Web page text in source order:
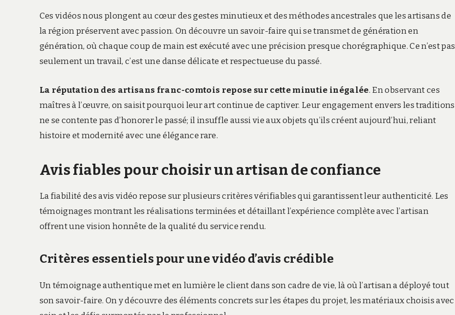
Ces vidéos nous plongent au cœur des gestes minutieux et des méthodes ancestrales que les artisans de
la région préservent avec passion. On découvre un savoir-faire qui se transmet de génération en
génération, où chaque coup de main est exécuté avec une précision presque chorégraphique. Ce n’est pas
seulement un travail, c’est une danse délicate et respectueuse du passé.
La réputation des artisans franc-comtois repose sur cette minutie inégalée. En observant ces
maîtres à l’œuvre, on saisit pourquoi leur art continue de captiver. Leur engagement envers les traditions
ne se contente pas d’honorer le passé; il insuffle aussi vie aux objets qu’ils créent aujourd’hui, reliant
histoire et modernité avec une élégance rare.
Avis fiables pour choisir un artisan de confiance
La fiabilité des avis vidéo repose sur plusieurs critères vérifiables qui garantissent leur authenticité. Les
témoignages montrant les réalisations terminées et détaillant l’expérience complète avec l’artisan
offrent une vision honnête de la qualité du service rendu.
Critères essentiels pour une vidéo d’avis crédible
Un témoignage authentique met en lumière le client dans son cadre de vie, là où l’artisan a déployé tout
son savoir-faire. On y découvre des éléments concrets sur les étapes du projet, les matériaux choisis avec